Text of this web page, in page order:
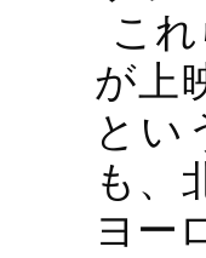
こ
が上
とい
も、
ヨー